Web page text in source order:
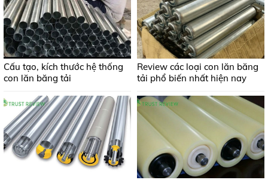
Cấu tạo, kích thước hệ thống
con lăn băng tải
Review các loại con lăn băng
tải phổ biến nhất hiện nay